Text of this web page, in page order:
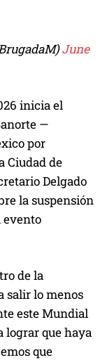
June
inicia el
—
por
Ciudad de
Delgado
la suspensión
evento
de la
salir lo menos
este Mundial
lograr que haya
que